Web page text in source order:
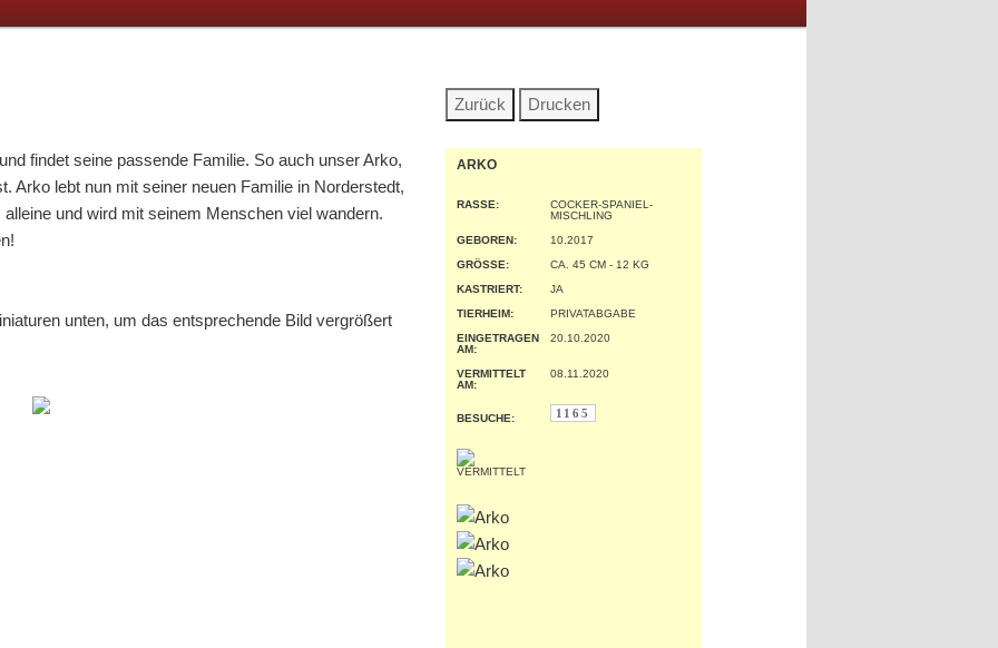
findet seine passende Familie. So auch unser Arko,
Arko lebt nun mit seiner neuen Familie in Norderstedt,
und wird mit seinem Menschen viel wandern.
unten, um das entsprechende Bild vergrößert
ARKO
RASSE:
COCKER-SPANIEL-
MISCHLING
GEBOREN:
10.2017
GRÖSSE:
CA. 45 CM - 12 KG
KASTRIERT:
JA
TIERHEIM:
PRIVATABGABE
EINGETRAGEN
AM:
20.10.2020
VERMITTELT
AM:
08.11.2020
BESUCHE: 1165